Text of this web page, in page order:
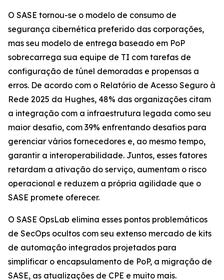
O SASE tornou-se o modelo de consumo de
segurança cibernética preferido das corporações,
mas seu modelo de entrega baseado em PoP
sobrecarrega sua equipe de TI com tarefas de
configuração de túnel demoradas e propensas a
erros. De acordo com o Relatório de Acesso Seguro à
Rede 2025 da Hughes, 48% das organizações citam
a integração com a infraestrutura legada como seu
maior desafio, com 39% enfrentando desafios para
gerenciar vários fornecedores e, ao mesmo tempo,
garantir a interoperabilidade. Juntos, esses fatores
retardam a ativação do serviço, aumentam o risco
operacional e reduzem a própria agilidade que o
SASE promete oferecer.
O SASE OpsLab elimina esses pontos problemáticos
de SecOps ocultos com seu extenso mercado de kits
de automação integrados projetados para
simplificar o encapsulamento de PoP, a migração de
SASE, as atualizações de CPE e muito mais.